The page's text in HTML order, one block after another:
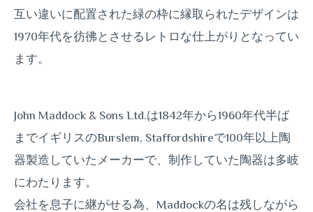
互い違いに配置された緑の枠に縁取られたデザインは
1970年代を彷彿とさせるレトロな仕上がりとなってい
ます。
John Maddock & Sons Ltd.は1842年から1960年代半ば
までイギリスのBurslem, Staffordshireで100年以上陶
器製造していたメーカーで、制作していた陶器は多岐
にわたります。
会社を息子に継がせる為、Maddockの名は残しながら